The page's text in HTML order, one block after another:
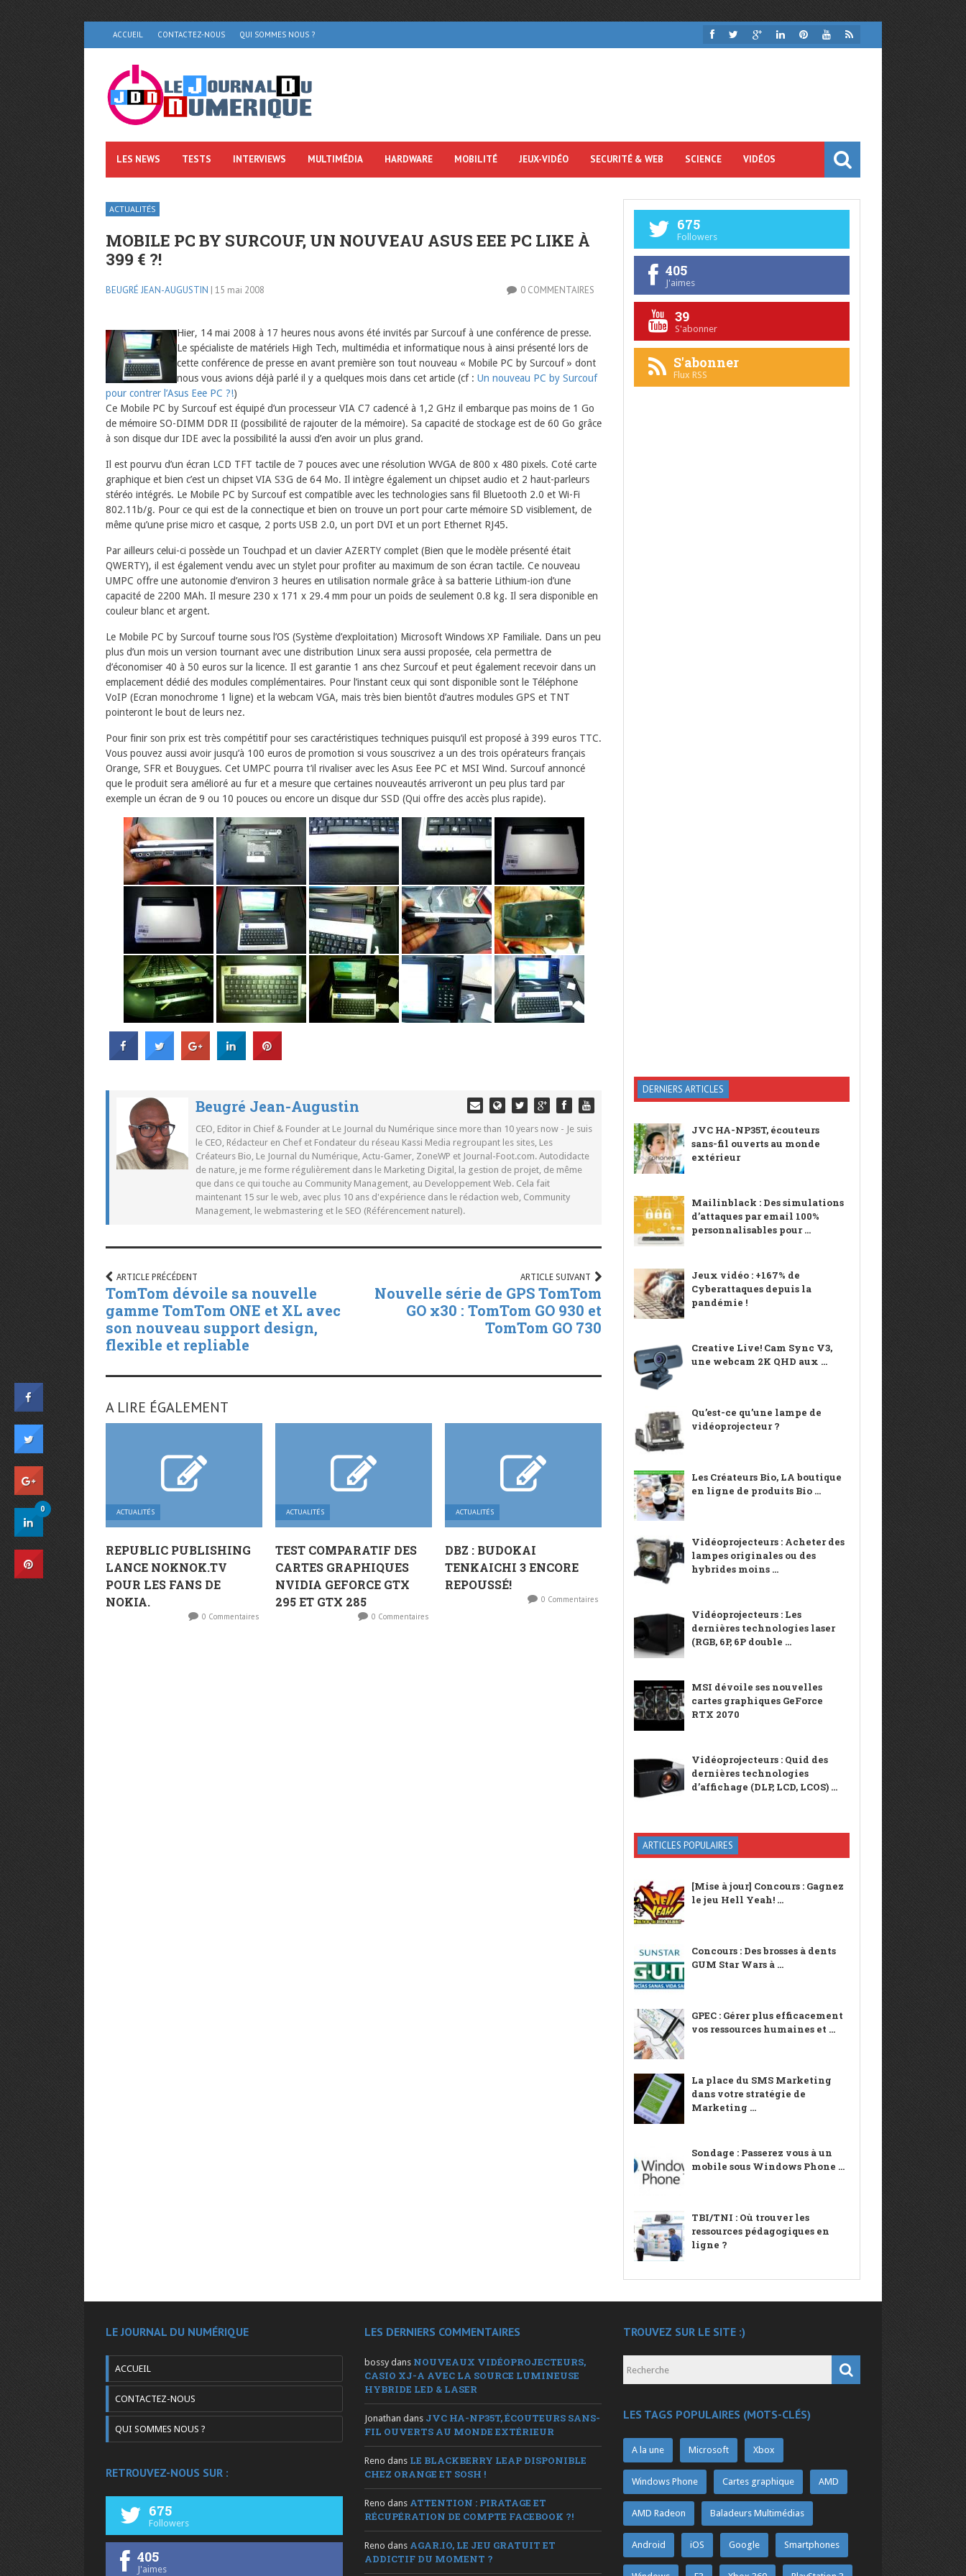
ACCUEIL CONTACTEZ-NOUS QUI SOMMES NOUS ?
LES NEWS TESTS INTERVIEWS MULTIMÉDIA HARDWARE MOBILITÉ JEUX-VIDÉO SECURITÉ & WEB SCIENCE VIDÉOS
ACTUALITÉS
MOBILE PC BY SURCOUF, UN NOUVEAU ASUS EEE PC LIKE À
399 € ?!
BEUGRÉ JEAN-AUGUSTIN | 15 mai 2008 0 COMMENTAIRES
Hier, 14 mai 2008 à 17 heures nous avons été invités par Surcouf à une conférence de presse.
Le spécialiste de matériels High Tech, multimédia et informatique nous à ainsi présenté lors de
cette conférence de presse en avant première son tout nouveau « Mobile PC by Surcouf » dont
nous vous avions déjà parlé il y a quelques mois dans cet article (cf : Un nouveau PC by Surcouf
pour contrer l’Asus Eee PC ?!)
Ce Mobile PC by Surcouf est équipé d’un processeur VIA C7 cadencé à 1,2 GHz il embarque pas moins de 1 Go
de mémoire SO-DIMM DDR II (possibilité de rajouter de la mémoire). Sa capacité de stockage est de 60 Go grâce
à son disque dur IDE avec la possibilité la aussi d’en avoir un plus grand.
Il est pourvu d’un écran LCD TFT tactile de 7 pouces avec une résolution WVGA de 800 x 480 pixels. Coté carte
graphique et bien c’est un chipset VIA S3G de 64 Mo. Il intègre également un chipset audio et 2 haut-parleurs
stéréo intégrés. Le Mobile PC by Surcouf est compatible avec les technologies sans fil Bluetooth 2.0 et Wi-Fi
802.11b/g. Pour ce qui est de la connectique et bien on trouve un port pour carte mémoire SD visiblement, de
même qu’une prise micro et casque, 2 ports USB 2.0, un port DVI et un port Ethernet RJ45.
Par ailleurs celui-ci possède un Touchpad et un clavier AZERTY complet (Bien que le modèle présenté était
QWERTY), il est également vendu avec un stylet pour profiter au maximum de son écran tactile. Ce nouveau
UMPC offre une autonomie d’environ 3 heures en utilisation normale grâce à sa batterie Lithium-ion d’une
capacité de 2200 MAh. Il mesure 230 x 171 x 29.4 mm pour un poids de seulement 0.8 kg. Il sera disponible en
couleur blanc et argent.
Le Mobile PC by Surcouf tourne sous l’OS (Système d’exploitation) Microsoft Windows XP Familiale. Dans un peu
plus d’un mois un version tournant avec une distribution Linux sera aussi proposée, cela permettra de
d’économiser 40 à 50 euros sur la licence. Il est garantie 1 ans chez Surcouf et peut également recevoir dans un
emplacement dédié des modules complémentaires. Pour l’instant ceux qui sont disponible sont le Téléphone
VoIP (Ecran monochrome 1 ligne) et la webcam VGA, mais très bien bientôt d’autres modules GPS et TNT
pointeront le bout de leurs nez.
Pour finir son prix est très compétitif pour ses caractéristiques techniques puisqu’il est proposé à 399 euros TTC.
Vous pouvez aussi avoir jusqu’à 100 euros de promotion si vous souscrivez a un des trois opérateurs français
Orange, SFR et Bouygues. Cet UMPC pourra t’il rivaliser avec les Asus Eee PC et MSI Wind. Surcouf annoncé
que le produit sera amélioré au fur et a mesure que certaines nouveautés arriveront un peu plus tard par
exemple un écran de 9 ou 10 pouces ou encore un disque dur SSD (Qui offre des accès plus rapide).
Beugré Jean-Augustin
CEO, Editor in Chief & Founder at Le Journal du Numérique since more than 10 years now - Je suis
le CEO, Rédacteur en Chef et Fondateur du réseau Kassi Media regroupant les sites, Les
Créateurs Bio, Le Journal du Numérique, Actu-Gamer, ZoneWP et Journal-Foot.com. Autodidacte
de nature, je me forme régulièrement dans le Marketing Digital, la gestion de projet, de même
que dans ce qui touche au Community Management, au Developpement Web. Cela fait
maintenant 15 sur le web, avec plus 10 ans d'expérience dans le rédaction web, Community
Management, le webmastering et le SEO (Référencement naturel).
ARTICLE PRÉCÉDENT
TomTom dévoile sa nouvelle
gamme TomTom ONE et XL avec
son nouveau support design,
flexible et repliable
ARTICLE SUIVANT
Nouvelle série de GPS TomTom
GO x30 : TomTom GO 930 et
TomTom GO 730
A LIRE ÉGALEMENT
ACTUALITÉS
REPUBLIC PUBLISHING
LANCE NOKNOK.TV
POUR LES FANS DE
NOKIA.
0 Commentaires
ACTUALITÉS
TEST COMPARATIF DES
CARTES GRAPHIQUES
NVIDIA GEFORCE GTX
295 ET GTX 285
0 Commentaires
ACTUALITÉS
DBZ : BUDOKAI
TENKAICHI 3 ENCORE
REPOUSSÉ!
0 Commentaires
675
Followers
405
J'aimes
39
S'abonner
S'abonner
Flux RSS
DERNIERS ARTICLES
JVC HA-NP35T, écouteurs
sans-fil ouverts au monde
extérieur
Mailinblack : Des simulations
d’attaques par email 100%
personnalisables pour ...
Jeux vidéo : +167% de
Cyberattaques depuis la
pandémie !
Creative Live! Cam Sync V3,
une webcam 2K QHD aux ...
Qu’est-ce qu’une lampe de
vidéoprojecteur ?
Les Créateurs Bio, LA boutique
en ligne de produits Bio ...
Vidéoprojecteurs : Acheter des
lampes originales ou des
hybrides moins ...
Vidéoprojecteurs : Les
dernières technologies laser
(RGB, 6P, 6P double ...
MSI dévoile ses nouvelles
cartes graphiques GeForce
RTX 2070
Vidéoprojecteurs : Quid des
dernières technologies
d’affichage (DLP, LCD, LCOS) ...
ARTICLES POPULAIRES
[Mise à jour] Concours : Gagnez
le jeu Hell Yeah! ...
Concours : Des brosses à dents
GUM Star Wars à ...
GPEC : Gérer plus efficacement
vos ressources humaines et ...
La place du SMS Marketing
dans votre stratégie de
Marketing ...
Sondage : Passerez vous à un
mobile sous Windows Phone ...
TBI/TNI : Où trouver les
ressources pédagogiques en
ligne ?
LE JOURNAL DU NUMÉRIQUE
ACCUEIL
CONTACTEZ-NOUS
QUI SOMMES NOUS ?
RETROUVEZ-NOUS SUR :
675
Followers
405
J'aimes
LES DERNIERS COMMENTAIRES
bossy dans NOUVEAUX VIDÉOPROJECTEURS,
CASIO XJ-A AVEC LA SOURCE LUMINEUSE
HYBRIDE LED & LASER
Jonathan dans JVC HA-NP35T, ÉCOUTEURS SANS-
FIL OUVERTS AU MONDE EXTÉRIEUR
Reno dans LE BLACKBERRY LEAP DISPONIBLE
CHEZ ORANGE ET SOSH !
Reno dans ATTENTION : PIRATAGE ET
RÉCUPÉRATION DE COMPTE FACEBOOK ?!
Reno dans AGAR.IO, LE JEU GRATUIT ET
ADDICTIF DU MOMENT ?
TROUVEZ SUR LE SITE :)
LES TAGS POPULAIRES (MOTS-CLÉS)
A la une Microsoft Xbox
Windows Phone Cartes graphique AMD
AMD Radeon Baladeurs Multimédias
Android iOS Google Smartphones
0